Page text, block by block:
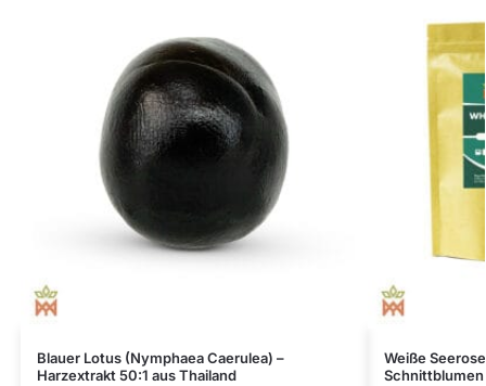
Blauer Lotus (Nymphaea Caerulea) –
Harzextrakt 50:1 aus Thailand
Weiße
Schnittblumen